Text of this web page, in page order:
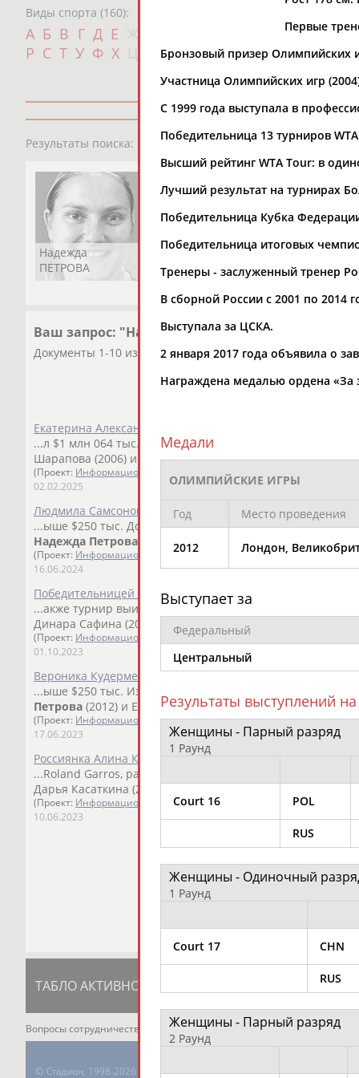
Виды спорта (160):
А Б В Г Д Е
П
Р С Т У Ф Х Ш Щ Э Ю Я
Результаты поиска: персона
Надежда
ПЕТРОВА
Ваш запрос: "Надежда ПЕТРОВА"
Документы 1-10 из 27 найденных уникальных документов
Екатерина Александрова выиграла теннисный турнир в
...л $1 млн 064 тыс. Из россиянок турнир выигрывали
Шарапова (2006) и Анастасия Потапова (2023). ...
(Проект: Информационное агентство СТАДИОН
02.02.2025
Людмила Самсонова выиграла теннисный турнир WTA в
...ыше $250 тыс. До этого из россиянок турнир
Надежда Петрова (2012) и Александрова (2022). ...
(Проект: Информационное агентство СТАДИОН )
16.06.2024
Победительницей теннисного турнира в Токио стала
...акже турнир выигрывали Надежда Петрова
Динара Сафина (2008) и Елена Дементьева (2006). ...
(Проект: Информационное агентство СТАДИОН
01.10.2023
Вероника Кудерметова вышла в полуфинал теннисного
...ыше $250 тыс. Из россиянок турнир выигрывалиАнна
Петрова (2012) и Екатерина Александрова (2022). ...
(Проект: Информационное агентство СТАДИОН)
17.06.2023
Россиянка Алина Корнеева стала победительницей
...Roland Garros, ранее его победительницами
Дарья Касаткина (2014). Позднее в...
(Проект: Информационное агентство СТАДИОН
10.06.2023
ТАБЛО АКТИВНОСТИ ЦЕЛИ ПРОЕКТА
Вопросы сотрудничества и совместной деятельности
© Стадион, 1998-2026
Первые
Бронзовый призер Олимпийских
Участница Олимпийских игр
С 1999 года выступала в
Победительница 13 турниров
Высший рейтинг WTA Tour: в
Лучший результат на турнирах
Победительница Кубка
Победительница итоговых
Тренеры - заслуженный тренер
В сборной России с 2001 по 2014
Выступала за ЦСКА.
2 января 2017 года объявила о
Награждена медалью ордена «За
Медали
ОЛИМПИЙСКИЕ ИГРЫ
Год Место проведения
2012 Лондон,
Выступает за
Федеральный
Центральный
Результаты выступлений
Женщины - Парный разряд
1 Раунд
Court 16 POL
RUS
Женщины - Одиночный
1 Раунд
Court 17 CHN
RUS
Женщины - Парный разряд
2 Раунд